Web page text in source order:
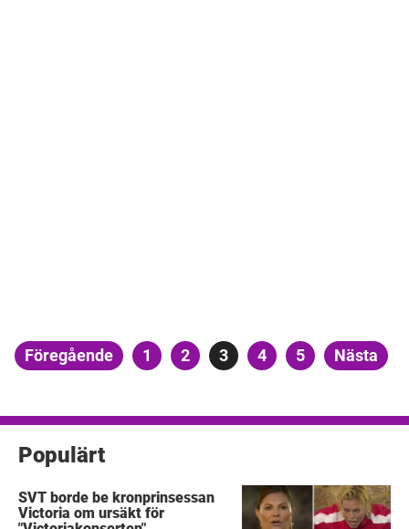
Sidnumrering
Föregående Sida
1 Sida
2 Sida
3 Sida
4 Sida
5 Nästa
Populärt
SVT borde be kronprinsessan
Victoria om ursäkt för